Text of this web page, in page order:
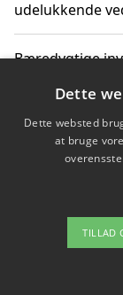
udelukkende
Bæredygtige
Sådan kan
grønne
Dette
Dette websted
at bruge
TILLAD